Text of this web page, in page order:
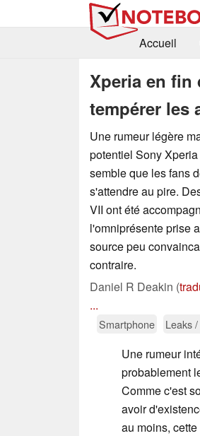
Accueil
Xperia en fin
tempérer les
Une rumeur légère
potentiel Sony
semble que les fans
s'attendre au pire.
VII ont été
l'omniprésente prise
source peu
contraire.
Daniel R Deakin (
...
Smartphone Leaks
Une rumeur
probablement
Comme c'est
avoir
au moins,